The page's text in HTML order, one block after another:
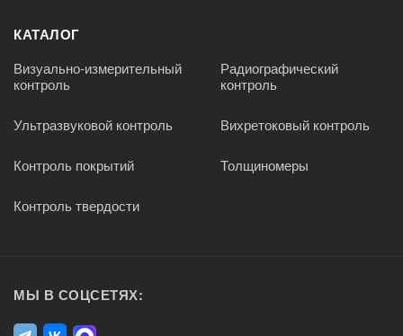
КАТАЛОГ
Визуально-измерительный
контроль
Радиографический
контроль
Ультразвуковой контроль Вихретоковый контроль
Контроль покрытий Толщиномеры
Контроль твердости
МЫ В СОЦСЕТЯХ: